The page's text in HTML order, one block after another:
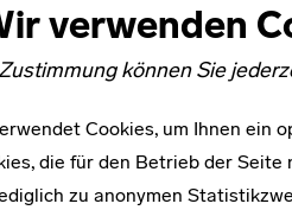
verwenden
können Sie
Cookies, um Ihnen ein
die für den Betrieb der
zu anonymen